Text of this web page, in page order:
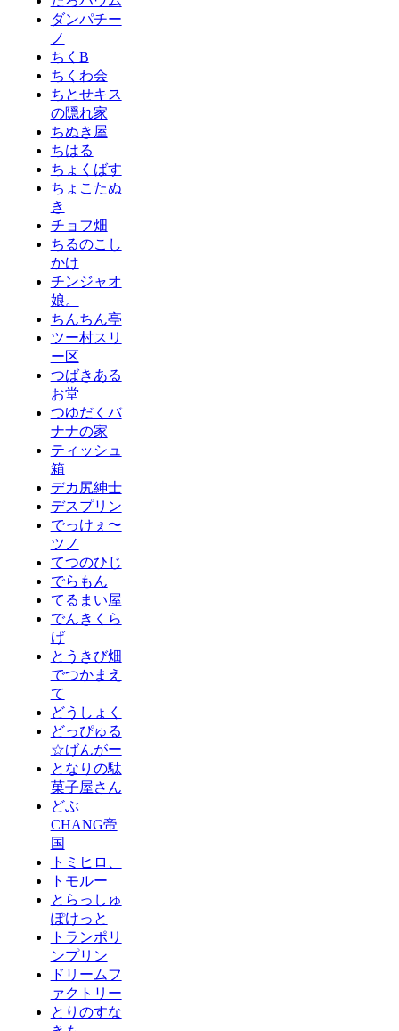
ダンパチー
ノ
ちくB
ちくわ会
ちとせキス
の隠れ家
ちぬき屋
ちはる
ちょくばす
ちょこたぬ
き
チョフ畑
ちるのこし
かけ
チンジャオ
娘。
ちんちん亭
ツー村スリ
ー区
つばきある
お堂
つゆだくバ
ナナの家
ティッシュ
箱
デカ尻紳士
デスプリン
でっけぇ〜
ツノ
てつのひじ
でらもん
てるまい屋
でんきくら
げ
とうきび畑
でつかまえ
て
どうしょく
どっぴゅる
☆げんがー
となりの駄
菓子屋さん
どぶ
CHANG帝
国
トミヒロ、
トモルー
とらっしゅ
ぽけっと
トランポリ
ンプリン
ドリームフ
ァクトリー
とりのすな